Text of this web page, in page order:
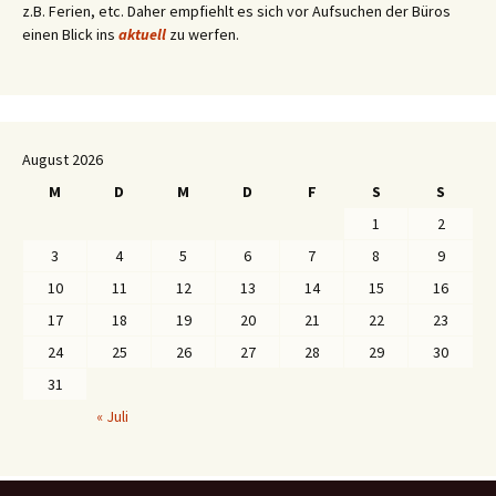
z.B. Ferien, etc. Daher empfiehlt es sich vor Aufsuchen der Büros
einen Blick ins aktuell zu werfen.
August 2026
M
D M D F S
S
1
2
3
4 5 6 7 8
9
10
11 12 13 14 15
16
17
18 19 20 21 22
23
24
25 26 27 28 29
30
31
« Juli